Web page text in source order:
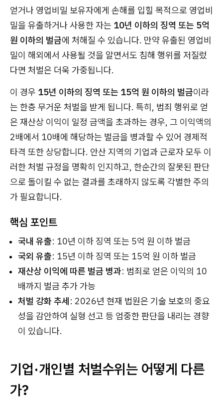
얻거나 영업비밀 보유자에게 손해를 입힐 목적으로 영업비
밀을 유출하거나 사용한 자는 10년 이하의 징역 또는 5억
원 이하의 벌금에 처해질 수 있습니다. 만약 유출된 영업비
밀이 해외에서 사용될 것을 알면서도 침해 행위를 저질렀
다면 처벌은 더욱 가중됩니다.
이 경우 15년 이하의 징역 또는 15억 원 이하의 벌금이라
는 한층 무거운 처벌을 받게 됩니다. 특히, 범죄 행위로 얻
은 재산상 이익이 일정 금액을 초과하는 경우, 그 이익액의
2배에서 10배에 해당하는 벌금을 병과할 수 있어 경제적
타격 또한 상당합니다. 안산 지역의 기업과 근로자 모두 이
러한 처벌 규정을 명확히 인지하고, 한순간의 잘못된 판단
으로 돌이킬 수 없는 결과를 초래하지 않도록 각별한 주의
가 필요합니다.
핵심 포인트
국내 유출: 10년 이하 징역 또는 5억 원 이하 벌금
국외 유출: 15년 이하 징역 또는 15억 원 이하 벌금
재산상 이익에 따른 벌금 병과: 범죄로 얻은 이익의 10
배까지 벌금 추가 가능
처벌 강화 추세: 2026년 현재 법원은 기술 보호의 중요
성을 감안하여 실형 선고 등 엄중한 판단을 내리는 경향
이 있습니다.
기업·개인별 처벌수위는 어떻게 다른
가?